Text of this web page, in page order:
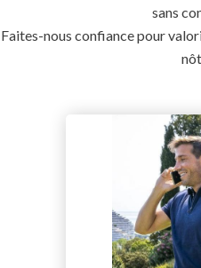
sans
Faites-nous confiance pour